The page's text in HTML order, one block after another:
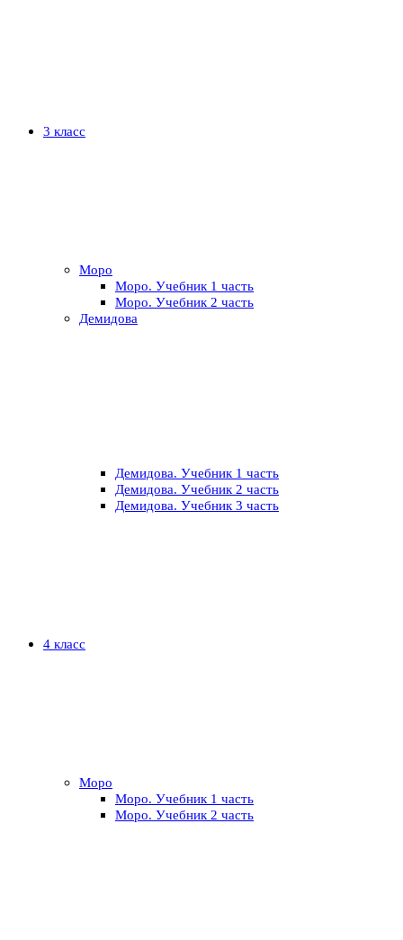
3 класс
Моро
Моро. Учебник 1 часть
Моро. Учебник 2 часть
Демидова
Демидова. Учебник 1 часть
Демидова. Учебник 2 часть
Демидова. Учебник 3 часть
4 класс
Моро
Моро. Учебник 1 часть
Моро. Учебник 2 часть